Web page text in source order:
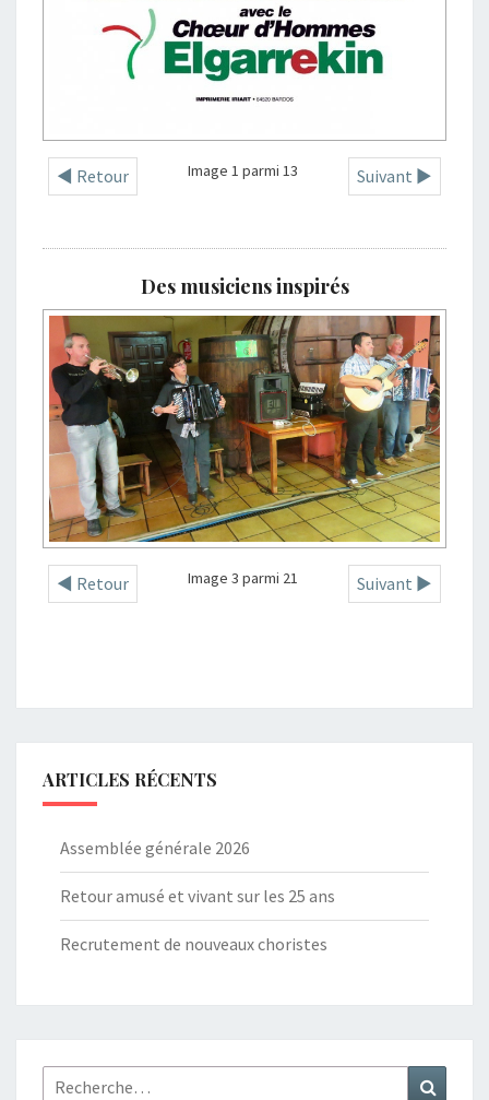
◄ Retour Suivant ►
Image 1 parmi 13
Des musiciens inspirés
◄ Retour Suivant ►
Image 3 parmi 21
ARTICLES RÉCENTS
Assemblée générale 2026
Retour amusé et vivant sur les 25 ans
Recrutement de nouveaux choristes
Rechercher :